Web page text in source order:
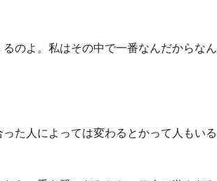
のよ。私はその中で一番なんだからなん
た人によっては変わるとかって人もいる